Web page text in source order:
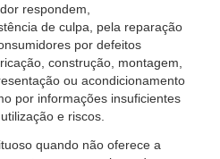
respondem,
de culpa, pela reparação
por defeitos
construção, montagem,
ou acondicionamento
por informações insuficientes
e riscos.
quando não oferece a